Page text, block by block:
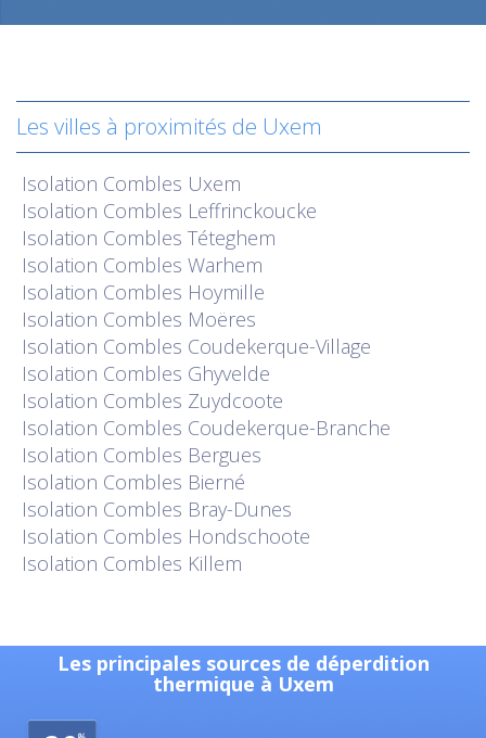
Les villes à proximités de Uxem
Isolation Combles Uxem
Isolation Combles Leffrinckoucke
Isolation Combles Téteghem
Isolation Combles Warhem
Isolation Combles Hoymille
Isolation Combles Moëres
Isolation Combles Coudekerque-Village
Isolation Combles Ghyvelde
Isolation Combles Zuydcoote
Isolation Combles Coudekerque-Branche
Isolation Combles Bergues
Isolation Combles Bierné
Isolation Combles Bray-Dunes
Isolation Combles Hondschoote
Isolation Combles Killem
Les principales sources de déperdition
thermique à Uxem